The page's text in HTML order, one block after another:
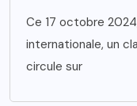
Ce 17 octobre
internationale, un
circule sur